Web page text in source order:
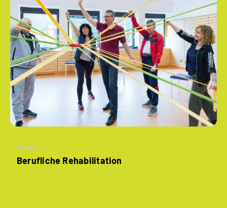
Artikel
Berufliche Rehabilitation